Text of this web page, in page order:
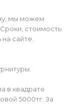
мы можем
стоимость
сайте.
в квадрате
5000тг. За